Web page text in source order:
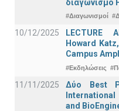
διαγωνισμό
#Διαγωνισμοί
10/12/2025
LECTURE
Howard
Campus
#Εκδηλώσεις
11/11/2025
Δύο Best
and